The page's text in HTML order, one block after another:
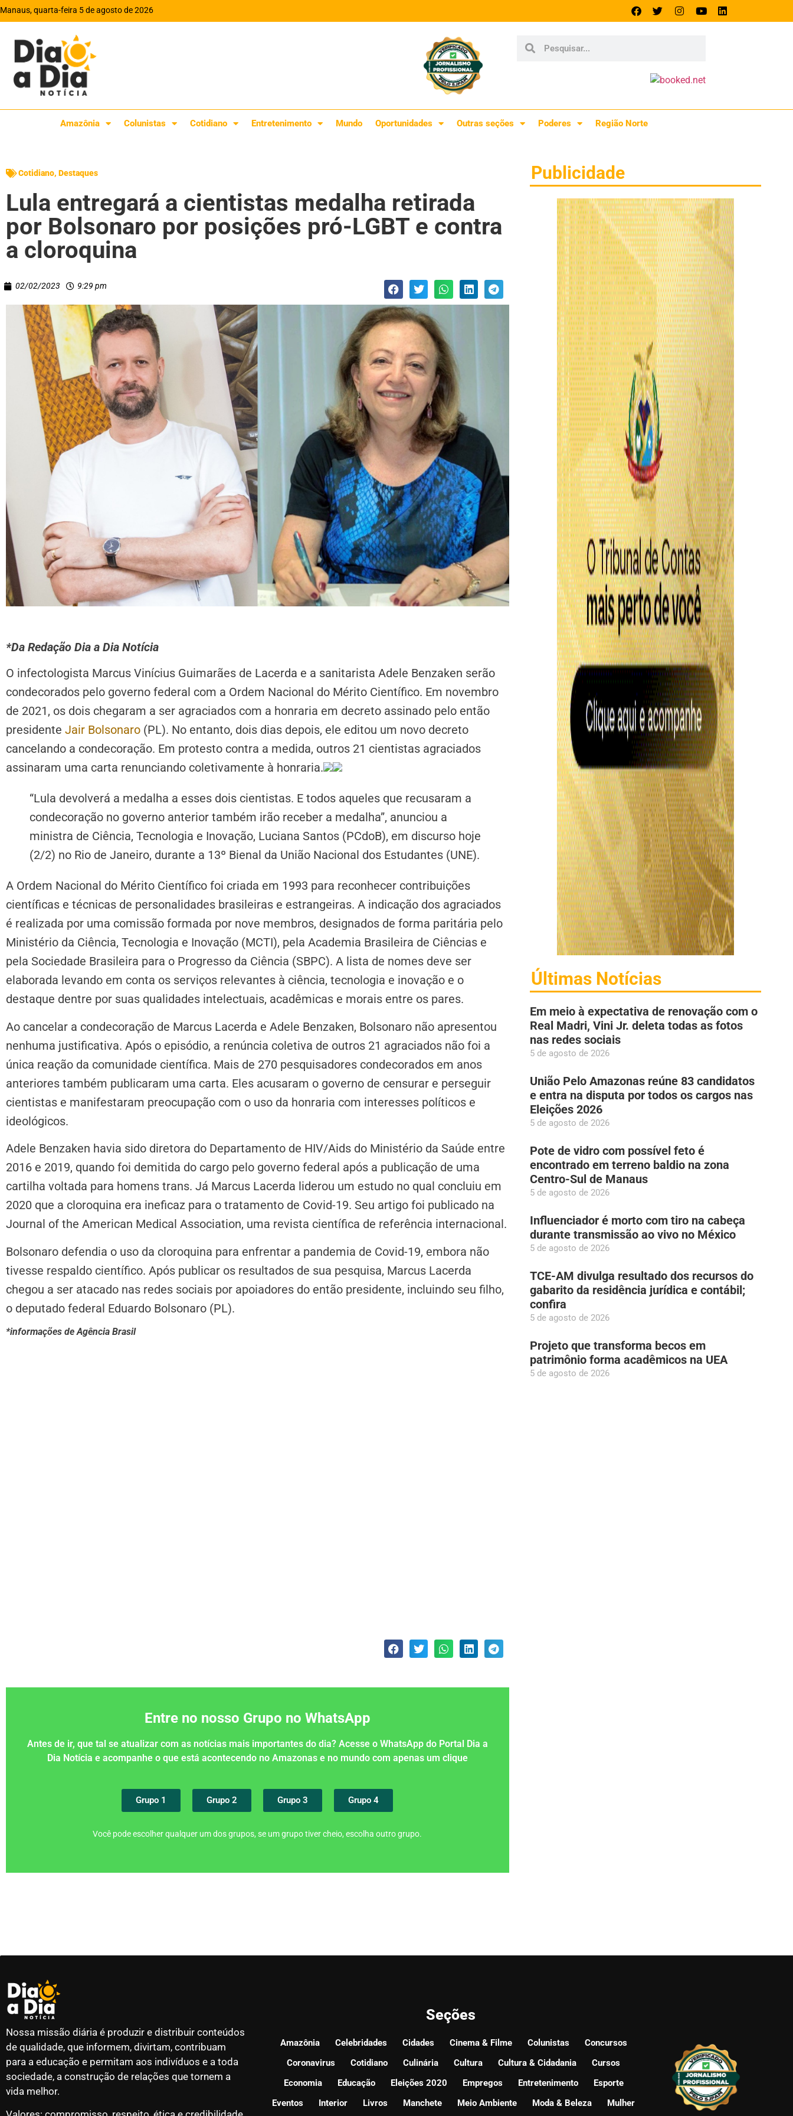
Manaus, quarta-feira 5 de agosto de 2026
Amazônia Colunistas Cotidiano Entretenimento Mundo Oportunidades Outras seções Poderes Região Norte
Cotidiano, Destaques
Lula entregará a cientistas medalha retirada
por Bolsonaro por posições pró-LGBT e contra
a cloroquina
02/02/2023 9:29 pm
*Da Redação Dia a Dia Notícia
O infectologista Marcus Vinícius Guimarães de Lacerda e a sanitarista Adele Benzaken serão
condecorados pelo governo federal com a Ordem Nacional do Mérito Científico. Em novembro
de 2021, os dois chegaram a ser agraciados com a honraria em decreto assinado pelo então
presidente Jair Bolsonaro (PL). No entanto, dois dias depois, ele editou um novo decreto
cancelando a condecoração. Em protesto contra a medida, outros 21 cientistas agraciados
assinaram uma carta renunciando coletivamente à honraria.
“Lula devolverá a medalha a esses dois cientistas. E todos aqueles que recusaram a
condecoração no governo anterior também irão receber a medalha”, anunciou a
ministra de Ciência, Tecnologia e Inovação, Luciana Santos (PCdoB), em discurso hoje
(2/2) no Rio de Janeiro, durante a 13º Bienal da União Nacional dos Estudantes (UNE).
A Ordem Nacional do Mérito Científico foi criada em 1993 para reconhecer contribuições
científicas e técnicas de personalidades brasileiras e estrangeiras. A indicação dos agraciados
é realizada por uma comissão formada por nove membros, designados de forma paritária pelo
Ministério da Ciência, Tecnologia e Inovação (MCTI), pela Academia Brasileira de Ciências e
pela Sociedade Brasileira para o Progresso da Ciência (SBPC). A lista de nomes deve ser
elaborada levando em conta os serviços relevantes à ciência, tecnologia e inovação e o
destaque dentre por suas qualidades intelectuais, acadêmicas e morais entre os pares.
Ao cancelar a condecoração de Marcus Lacerda e Adele Benzaken, Bolsonaro não apresentou
nenhuma justificativa. Após o episódio, a renúncia coletiva de outros 21 agraciados não foi a
única reação da comunidade científica. Mais de 270 pesquisadores condecorados em anos
anteriores também publicaram uma carta. Eles acusaram o governo de censurar e perseguir
cientistas e manifestaram preocupação com o uso da honraria com interesses políticos e
ideológicos.
Adele Benzaken havia sido diretora do Departamento de HIV/Aids do Ministério da Saúde entre
2016 e 2019, quando foi demitida do cargo pelo governo federal após a publicação de uma
cartilha voltada para homens trans. Já Marcus Lacerda liderou um estudo no qual concluiu em
2020 que a cloroquina era ineficaz para o tratamento de Covid-19. Seu artigo foi publicado na
Journal of the American Medical Association, uma revista científica de referência internacional.
Bolsonaro defendia o uso da cloroquina para enfrentar a pandemia de Covid-19, embora não
tivesse respaldo científico. Após publicar os resultados de sua pesquisa, Marcus Lacerda
chegou a ser atacado nas redes sociais por apoiadores do então presidente, incluindo seu filho,
o deputado federal Eduardo Bolsonaro (PL).
*informações de Agência Brasil
Entre no nosso Grupo no WhatsApp
Antes de ir, que tal se atualizar com as notícias mais importantes do dia? Acesse o WhatsApp do Portal Dia a
Dia Notícia e acompanhe o que está acontecendo no Amazonas e no mundo com apenas um clique
Grupo 1 Grupo 2 Grupo 3 Grupo 4
Você pode escolher qualquer um dos grupos, se um grupo tiver cheio, escolha outro grupo.
Publicidade
Últimas Notícias
Em meio à expectativa de renovação com o
Real Madri, Vini Jr. deleta todas as fotos
nas redes sociais
5 de agosto de 2026
União Pelo Amazonas reúne 83 candidatos
e entra na disputa por todos os cargos nas
Eleições 2026
5 de agosto de 2026
Pote de vidro com possível feto é
encontrado em terreno baldio na zona
Centro-Sul de Manaus
5 de agosto de 2026
Influenciador é morto com tiro na cabeça
durante transmissão ao vivo no México
5 de agosto de 2026
TCE-AM divulga resultado dos recursos do
gabarito da residência jurídica e contábil;
confira
5 de agosto de 2026
Projeto que transforma becos em
patrimônio forma acadêmicos na UEA
5 de agosto de 2026
Nossa missão diária é produzir e distribuir conteúdos
de qualidade, que informem, divirtam, contribuam
para a educação e permitam aos indivíduos e a toda
sociedade, a construção de relações que tornem a
vida melhor.
Seções
Amazônia Celebridades Cidades Cinema & Filme Colunistas
Concursos
Coronavirus
Cotidiano Culinária Cultura Cultura & Cidadania
Cursos
Economia
Educação Eleições 2020 Empregos Entretenimento
Esporte
Eventos
Interior Livros Manchete Meio Ambiente Moda & Beleza Mulher